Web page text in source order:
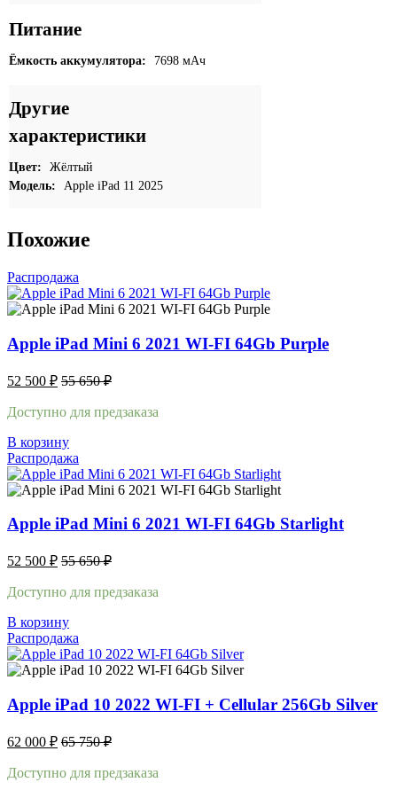
Питание
Ёмкость аккумулятора: 7698 мАч
Другие
характеристики
Цвет:
Жёлтый
Модель:
Apple iPad 11 2025
Похожие
Распродажа
Apple iPad Mini 6 2021 WI-FI 64Gb Purple
52 500 ₽ 55 650₽
Доступно для предзаказа
В корзину
Распродажа
Apple iPad Mini 6 2021 WI-FI 64Gb Starlight
52 500 ₽ 55 650₽
Доступно для предзаказа
В корзину
Распродажа
Apple iPad 10 2022 WI-FI + Cellular 256Gb Silver
62 000 ₽ 65 750₽
Доступно для предзаказа